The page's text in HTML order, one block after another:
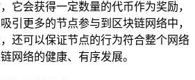
它会获得一定数量的代币作为奖励，
引更多的节点参与到区块链网络中，
还可以保证节点的行为符合整个网络
网络的健康、有序发展。